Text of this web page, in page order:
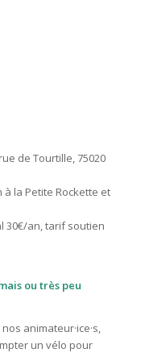
de Tourtille, 75020
à la Petite Rockette et
30€/an, tarif soutien
ou très peu
animateur·ice·s,
un vélo pour